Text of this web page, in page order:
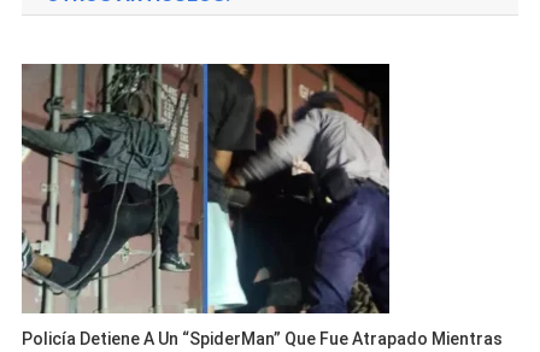
entradas
Policía Detiene A Un “SpiderMan” Que Fue Atrapado Mientras